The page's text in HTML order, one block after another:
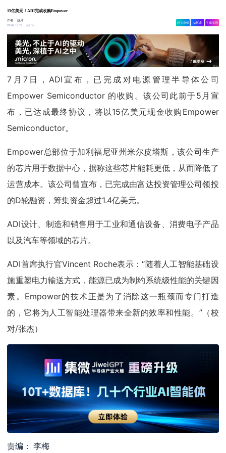
15亿美元！ADI完成收购Empower
作者：赵月
07-09 16:23
1.3w
相关舆情 AI解读 生成海报
7月7日，ADI宣布，已完成对电源管理半导体公司
Empower Semiconductor 的收购。该公司此前于5月宣
布，已达成最终协议，将以15亿美元现金收购Empower
Semiconductor。
Empower总部位于加利福尼亚州米尔皮塔斯，该公司生产
的芯片用于数据中心，据称这些芯片能耗更低，从而降低了
运营成本。该公司曾宣布，已完成由富达投资管理公司领投
的D轮融资，筹集资金超过1.4亿美元。
ADI设计、制造和销售用于工业和通信设备、消费电子产品
以及汽车等领域的芯片。
ADI首席执行官Vincent Roche表示：“随着人工智能基础设
施重塑电力输送方式，能源已成为制约系统级性能的关键因
素。Empower的技术正是为了消除这一瓶颈而专门打造
的，它将为人工智能处理器带来全新的效率和性能。”（校
对/张杰）
责编： 李梅